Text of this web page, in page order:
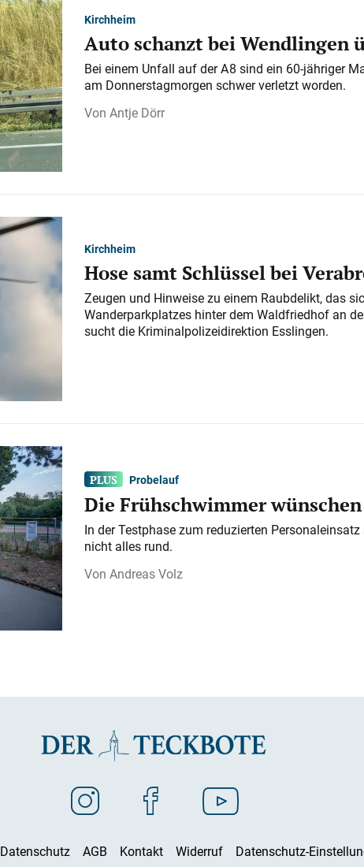
Kirchheim
Auto schanzt bei Wendlingen
Bei einem Unfall auf der A 8 sind ein 60-jähriger
am Donnerstagmorgen schwer verletzt worden.
Antje Dörr
Kirchheim
Hose samt Schlüssel bei
Zeugen und Hinweise zu einem Raubdelikt, das
Wanderparkplatzes hinter dem Waldfriedhof an
sucht die Kriminalpolizeidirektion Esslingen.
Probelauf
Die Frühschwimmer
In der Testphase zum reduzierten
nicht alles rund.
Andreas Volz
Datenschutz AGB Kontakt Widerruf Datenschutz-